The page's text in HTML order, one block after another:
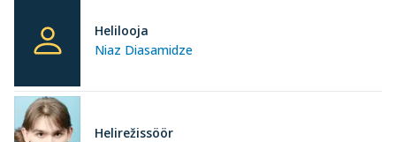
Niaz Diasamidze
Helilooja
Helirežissöör